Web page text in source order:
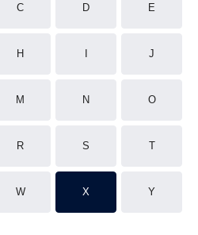
C D E
H J
M N O
R S T
W X Y